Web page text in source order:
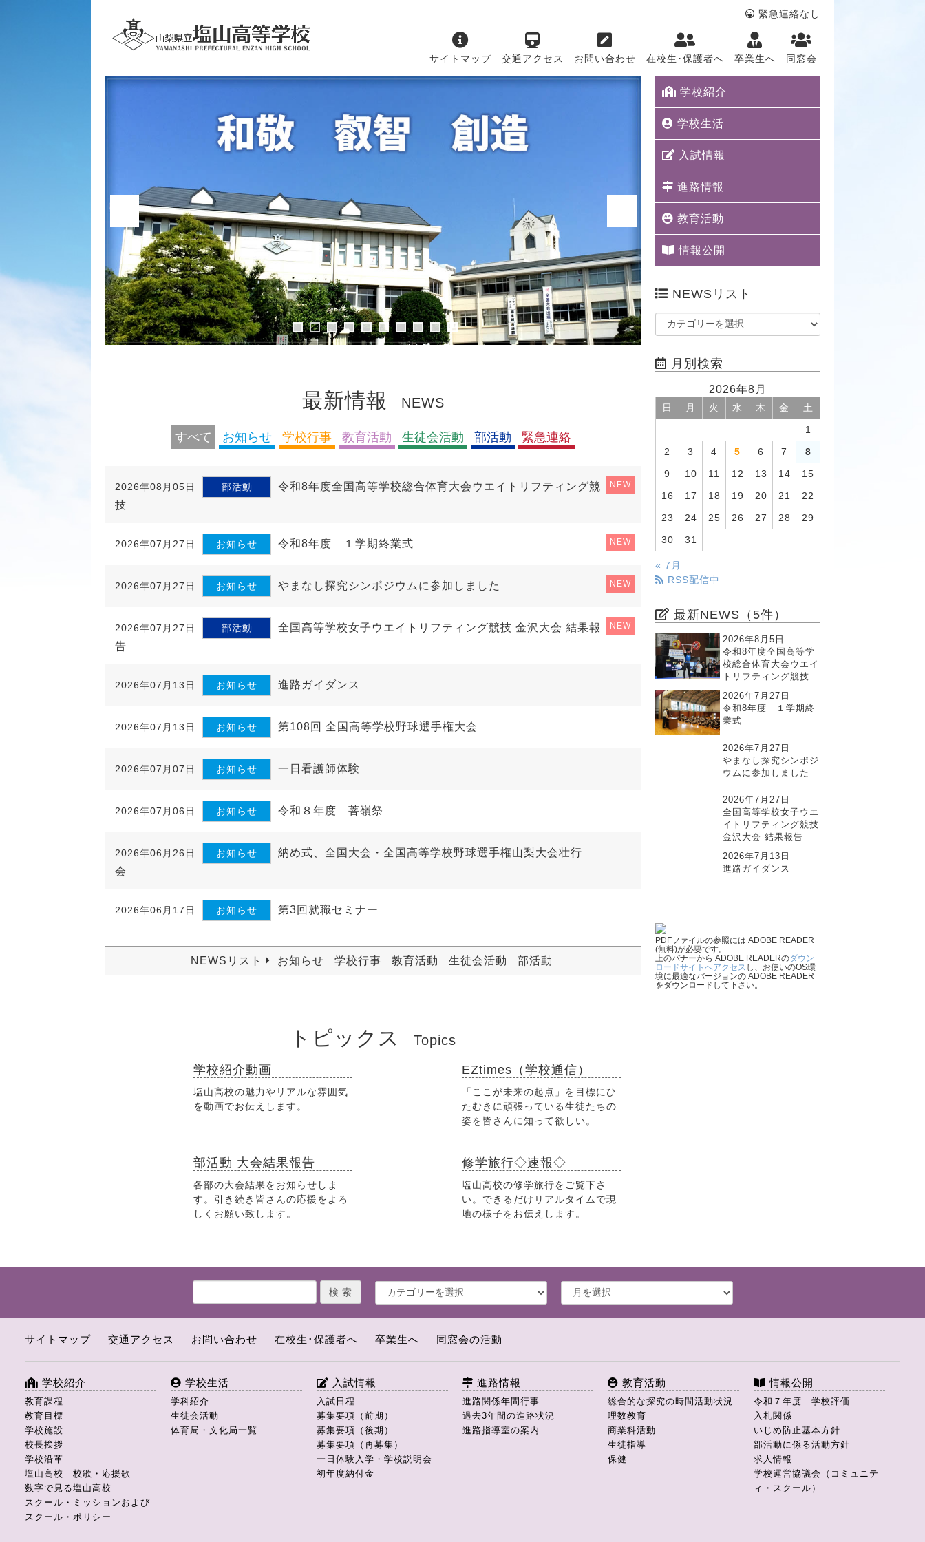
緊急連絡なし
サイトマップ 交通アクセス お問い合わせ 在校生･保護者へ 卒業生へ 同窓会
最新情報 NEWS
すべて お知らせ 学校行事 教育活動 生徒会活動 部活動 緊急連絡
NEW
2026年08月05日 部活動
令和8年度全国高等学校総合体育大会ウエイトリフティング競
技
NEW
2026年07月27日 お知らせ 令和8年度 １学期終業式
NEW
2026年07月27日 お知らせ やまなし探究シンポジウムに参加しました
NEW
2026年07月27日 部活動
全国高等学校女子ウエイトリフティング競技 金沢大会 結果報
告
2026年07月13日 お知らせ 進路ガイダンス
2026年07月13日 お知らせ 第108回 全国高等学校野球選手権大会
2026年07月07日 お知らせ 一日看護師体験
2026年07月06日 お知らせ 令和８年度 菩嶺祭
2026年06月26日 お知らせ
納め式、全国大会・全国高等学校野球選手権山梨大会壮行
会
2026年06月17日 お知らせ 第3回就職セミナー
NEWSリスト お知らせ 学校行事 教育活動 生徒会活動 部活動
トピックス Topics
学校紹介動画
塩山高校の魅力やリアルな雰囲気
を動画でお伝えします。
EZtimes（学校通信）
「ここが未来の起点」を目標にひ
たむきに頑張っている生徒たちの
姿を皆さんに知って欲しい。
部活動 大会結果報告
各部の大会結果をお知らせしま
す。引き続き皆さんの応援をよろ
しくお願い致します。
修学旅行◇速報◇
塩山高校の修学旅行をご覧下さ
い。できるだけリアルタイムで現
地の様子をお伝えします。
学校紹介
学校生活
入試情報
進路情報
教育活動
情報公開
NEWSリスト
月別検索
2026年8月
日 月 火 水 木 金 土
1
2 3 4 5 6 7 8
9 10 11 12 13 14 15
16 17 18 19 20 21 22
23 24 25 26 27 28 29
30 31
« 7月
RSS配信中
最新NEWS（5件）
2026年8月5日
令和8年度全国高等学
校総合体育大会ウエイ
トリフティング競技
2026年7月27日
令和8年度 １学期終
業式
2026年7月27日
やまなし探究シンポジ
ウムに参加しました
2026年7月27日
全国高等学校女子ウエ
イトリフティング競技
金沢大会 結果報告
2026年7月13日
進路ガイダンス
PDFファイルの参照には ADOBE READER
(無料)が必要です。
上のバナーから ADOBE READERのダウン
ロードサイトへアクセス し、お使いのOS環
境に最適なバージョンの ADOBE READER
をダウンロードして下さい。
サイトマップ 交通アクセス お問い合わせ 在校生･保護者へ 卒業生へ 同窓会の活動
学校紹介
教育課程
教育目標
学校施設
校長挨拶
学校沿革
塩山高校 校歌・応援歌
数字で見る塩山高校
スクール・ミッションおよび
スクール・ポリシー
学校生活
学科紹介
生徒会活動
体育局・文化局一覧
入試情報
入試日程
募集要項（前期）
募集要項（後期）
募集要項（再募集）
一日体験入学・学校説明会
初年度納付金
進路情報
進路関係年間行事
過去3年間の進路状況
進路指導室の案内
教育活動
総合的な探究の時間活動状況
理数教育
商業科活動
生徒指導
保健
情報公開
令和７年度 学校評価
入札関係
いじめ防止基本方針
部活動に係る活動方針
求人情報
学校運営協議会（コミュニテ
ィ・スクール）